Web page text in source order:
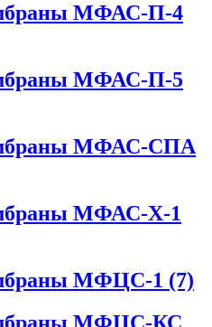
МФАС-П-4
МФАС-П-5
МФАС-СПА
МФАС-Х-1
МФЦС-1 (7)